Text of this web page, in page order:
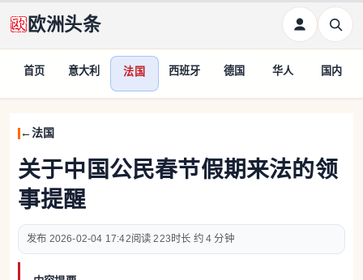
欧洲头条
首页 意大利 法国 西班牙 德国 华人 国内
法国
关于中国公民春节假期来法的领
事提醒
2026-02-04 17:42 223 约 4 分钟